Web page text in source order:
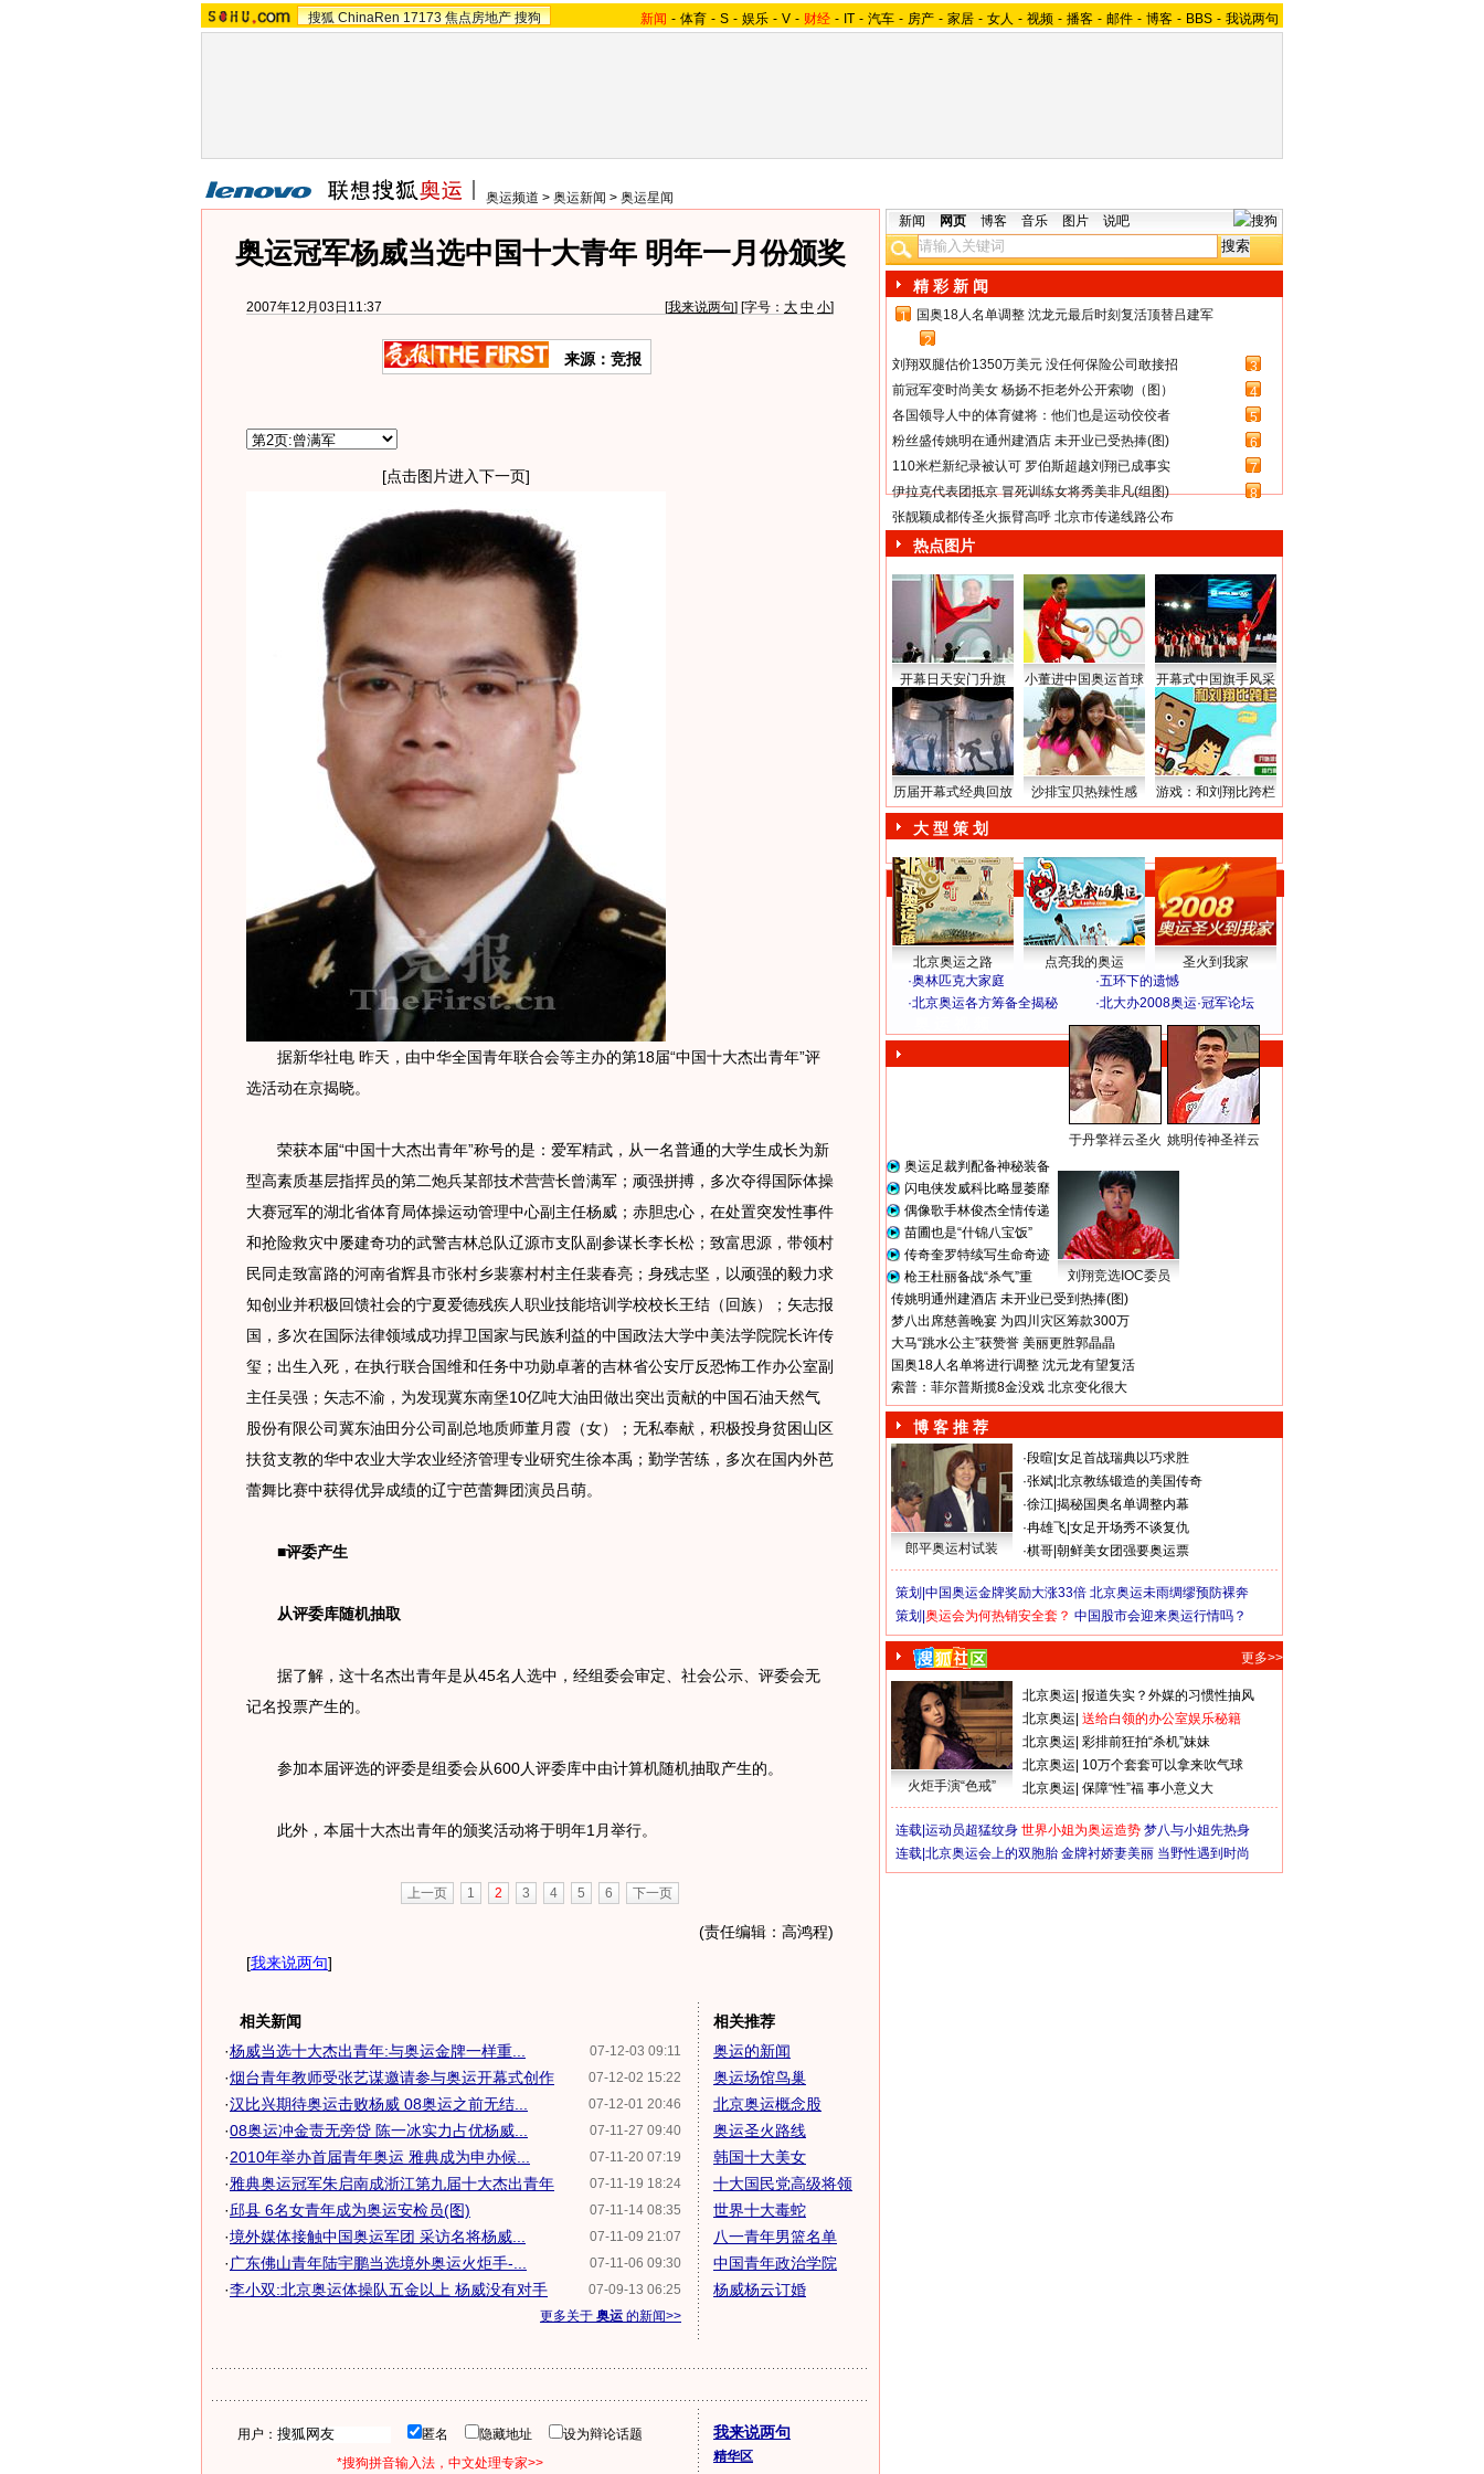
搜狐 ChinaRen 17173 焦点房地产 搜狗 新闻 - 体育 - S - 娱乐 - V - 财经 - IT - 汽车 - 房产 - 家居 - 女人 - 视频 - 播客 - 邮件 - 博客 - BBS - 我说两句
奥运频道 > 奥运新闻 > 奥运星闻
奥运冠军杨威当选中国十大青年 明年一月份颁奖
2007年12月03日11:37 [我来说两句] [字号： 大 中 小]
来源：竞报
[点击图片进入下一页]
据新华社电 昨天，由中华全国青年联合会等主办的第18届“中国十大杰出青年”评
选活动在京揭晓。
荣获本届“中国十大杰出青年”称号的是：爱军精武，从一名普通的大学生成长为新
型高素质基层指挥员的第二炮兵某部技术营营长曾满军；顽强拼搏，多次夺得国际体操
大赛冠军的湖北省体育局体操运动管理中心副主任杨威；赤胆忠心，在处置突发性事件
和抢险救灾中屡建奇功的武警吉林总队辽源市支队副参谋长李长松；致富思源，带领村
民同走致富路的河南省辉县市张村乡裴寨村村主任裴春亮；身残志坚，以顽强的毅力求
知创业并积极回馈社会的宁夏爱德残疾人职业技能培训学校校长王结（回族）；矢志报
国，多次在国际法律领域成功捍卫国家与民族利益的中国政法大学中美法学院院长许传
玺；出生入死，在执行联合国维和任务中功勋卓著的吉林省公安厅反恐怖工作办公室副
主任吴强；矢志不渝，为发现冀东南堡10亿吨大油田做出突出贡献的中国石油天然气
股份有限公司冀东油田分公司副总地质师董月霞（女）；无私奉献，积极投身贫困山区
扶贫支教的华中农业大学农业经济管理专业研究生徐本禹；勤学苦练，多次在国内外芭
蕾舞比赛中获得优异成绩的辽宁芭蕾舞团演员吕萌。
■评委产生
从评委库随机抽取
据了解，这十名杰出青年是从45名人选中，经组委会审定、社会公示、评委会无
记名投票产生的。
参加本届评选的评委是组委会从600人评委库中由计算机随机抽取产生的。
此外，本届十大杰出青年的颁奖活动将于明年1月举行。
上一页 1 2 3 4 5 6 下一页
(责任编辑：高鸿程)
[我来说两句]
相关新闻
07-12-03 09:11
·杨威当选十大杰出青年:与奥运金牌一样重...
07-12-02 15:22
·烟台青年教师受张艺谋邀请参与奥运开幕式创作
07-12-01 20:46
·汉比兴期待奥运击败杨威 08奥运之前无结...
07-11-27 09:40
·08奥运冲金责无旁贷 陈一冰实力占优杨威...
07-11-20 07:19
·2010年举办首届青年奥运 雅典成为申办候...
07-11-19 18:24
·雅典奥运冠军朱启南成浙江第九届十大杰出青年
07-11-14 08:35
·邱县 6名女青年成为奥运安检员(图)
07-11-09 21:07
·境外媒体接触中国奥运军团 采访名将杨威...
07-11-06 09:30
· 广东佛山青年陆宇鹏当选境外奥运火炬手-...
07-09-13 06:25
·李小双:北京奥运体操队五金以上 杨威没有对手
更多关于 奥运 的新闻>>
相关推荐
奥运的新闻
奥运场馆鸟巢
北京奥运概念股
奥运圣火路线
韩国十大美女
十大国民党高级将领
世界十大毒蛇
八一青年男篮名单
中国青年政治学院
杨威杨云订婚
用户： 匿名 隐藏地址
设为辩论话题
*搜狗拼音输入法，中文处理专家>>
我来说两句
精华区
新闻 网页 博客 音乐 图片 说吧
精 彩 新 闻
1
国奥18人名单调整 沈龙元最后时刻复活顶替吕建军
2
刘翔双腿估价1350万美元 没任何保险公司敢接招
3
前冠军变时尚美女 杨扬不拒老外公开索吻（图）
4
各国领导人中的体育健将：他们也是运动佼佼者
5
粉丝盛传姚明在通州建酒店 未开业已受热捧(图)
6
110米栏新纪录被认可 罗伯斯超越刘翔已成事实
7
伊拉克代表团抵京 冒死训练女将秀美非凡(组图)
8
张靓颖成都传圣火振臂高呼 北京市传递线路公布
热点图片
开幕日天安门升旗 小董进中国奥运首球 开幕式中国旗手风采
历届开幕式经典回放 沙排宝贝热辣性感 游戏：和刘翔比跨栏
大 型 策 划
北京奥运之路 点亮我的奥运
圣火到我家
·奥林匹克大家庭 ·五环下的遗憾
·北京奥运各方筹备全揭秘 ·北大办2008奥运·冠军论坛
于丹擎祥云圣火 姚明传神圣祥云
奥运足裁判配备神秘装备
闪电侠发威科比略显萎靡
偶像歌手林俊杰全情传递
苗圃也是“什锦八宝饭”
传奇奎罗特续写生命奇迹
枪王杜丽备战“杀气”重
刘翔竞选IOC委员
传姚明通州建酒店 未开业已受到热捧(图)
梦八出席慈善晚宴 为四川灾区筹款300万
大马“跳水公主”获赞誉 美丽更胜郭晶晶
国奥18人名单将进行调整 沈元龙有望复活
索普：菲尔普斯揽8金没戏 北京变化很大
博 客 推 荐
郎平奥运村试装
·段暄 女足首战瑞典以巧求胜
·张斌 北京教练锻造的美国传奇
·徐江 揭秘国奥名单调整内幕
·冉雄飞 女足开场秀不谈复仇
·棋哥 朝鲜美女团强要奥运票
策划| 中国奥运金牌奖励大涨33倍 北京奥运未雨绸缪预防裸奔
策划| 奥运会为何热销安全套？ 中国股市会迎来奥运行情吗？
更多>>
火炬手演“色戒”
北京奥运 报道失实？外媒的习惯性抽风
北京奥运 送给白领的办公室娱乐秘籍
北京奥运 彩排前狂拍“杀机”妹妹
北京奥运 10万个套套可以拿来吹气球
北京奥运 保障“性”福 事小意义大
连载| 运动员超猛纹身 世界小姐为奥运造势 梦八与小姐先热身
连载| 北京奥运会上的双胞胎 金牌衬娇妻美丽 当野性遇到时尚